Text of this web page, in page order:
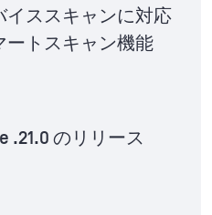
イススキャンに対応
ートスキャン機能
.21.0 のリリース